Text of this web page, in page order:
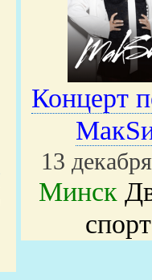
Концерт
13
Минск